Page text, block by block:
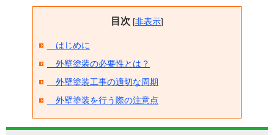
目次 [非表示]
はじめに
外壁塗装の必要性とは？
外壁塗装工事の適切な周期
外壁塗装を行う際の注意点